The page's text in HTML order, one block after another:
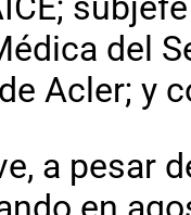
del
Acler; y
a pesar